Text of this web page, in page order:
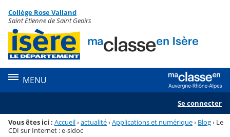
Menu de la rubrique
Contenu
Collège Rose Valland
Saint Etienne de Saint Geoirs
MENU
Se connecter
Vous êtes ici : Accueil›actualité›Applications et numérique› Blog› Le
CDI sur Internet : e-sidoc